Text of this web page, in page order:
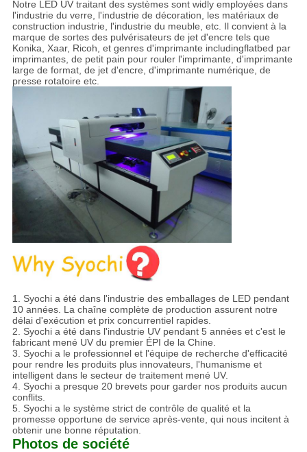
Notre LED UV traitant des systèmes sont widly employées dans
l'industrie du verre, l'industrie de décoration, les matériaux de
construction industrie, l'industrie du meuble, etc. Il convient à la
marque de sortes des pulvérisateurs de jet d'encre tels que
Konika, Xaar, Ricoh, et genres d'imprimante includingflatbed par
imprimantes, de petit pain pour rouler l'imprimante, d'imprimante
large de format, de jet d'encre, d'imprimante numérique, de
presse rotatoire etc.
1. Syochi a été dans l'industrie des emballages de LED pendant
10 années. La chaîne complète de production assurent notre
délai d'exécution et prix concurrentiel rapides.
2. Syochi a été dans l'industrie UV pendant 5 années et c'est le
fabricant mené UV du premier ÉPI de la Chine.
3. Syochi a le professionnel et l'équipe de recherche d'efficacité
pour rendre les produits plus innovateurs, l'humanisme et
intelligent dans le secteur de traitement mené UV.
4. Syochi a presque 20 brevets pour garder nos produits aucun
conflits.
5. Syochi a le système strict de contrôle de qualité et la
promesse opportune de service après-vente, qui nous incitent à
obtenir une bonne réputation.
Photos de société